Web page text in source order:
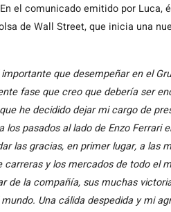
el comunicado emitido por
de Wall Street, que inicia una
que desempeñar en el
fase que creo que debería ser
he decidido dejar mi cargo de
los pasados al lado de Enzo Ferrari
las gracias, en primer lugar, a las
carreras y los mercados de todo el
de la compañía, sus muchas
Una cálida despedida y mi